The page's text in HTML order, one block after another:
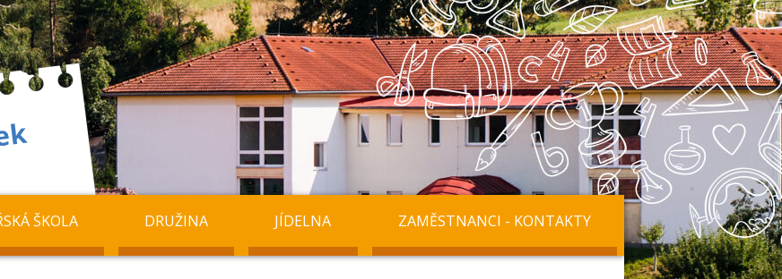
ŠKOLA DRUŽINA JÍDELNA ZAMĚSTNANCI - KONTAKTY